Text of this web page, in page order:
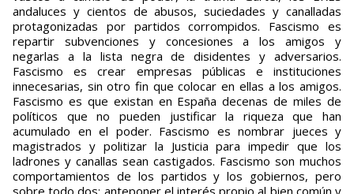
andaluces y cientos de abusos, suciedades y canalladas
protagonizadas por partidos corrompidos. Fascismo es
repartir subvenciones y concesiones a los amigos y
negarlas a la lista negra de disidentes y adversarios.
Fascismo es crear empresas públicas e instituciones
innecesarias, sin otro fin que colocar en ellas a los amigos.
Fascismo es que existan en España decenas de miles de
políticos que no pueden justificar la riqueza que han
acumulado en el poder. Fascismo es nombrar jueces y
magistrados y politizar la Justicia para impedir que los
ladrones y canallas sean castigados. Fascismo son muchos
comportamientos de los partidos y los gobiernos, pero
sobre todo dos: anteponer el interés propio al bien común y